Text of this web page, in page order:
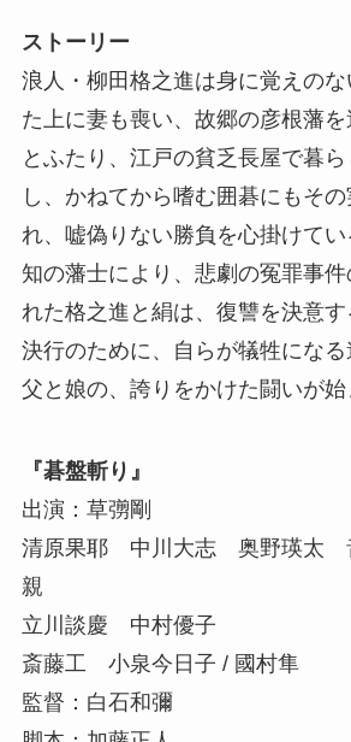
ストーリー
浪人・柳田格之進は身に覚えの
た上に妻も喪い、故郷の彦根藩
とふたり、江戸の貧乏長屋で暮
し、かねてから嗜む囲碁にもそ
れ、嘘偽りない勝負を心掛けて
知の藩士により、悲劇の冤罪事件
れた格之進と絹は、復讐を決意
決行のために、自らが犠牲にな
父と娘の、誇りをかけた闘いが始
『碁盤斬り』
出演：草彅剛
清原果耶 中川大志 奥野瑛太
親
立川談慶 中村優子
斎藤工 小泉今日子 / 國村隼
監督：白石和彌